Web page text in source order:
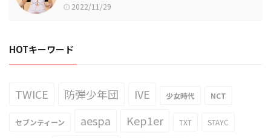
2022/11/29
HOTキーワード
TWICE 防弾少年団 IVE 少女時代 NCT
セブンティーン aespa Kep1er TXT STAYC